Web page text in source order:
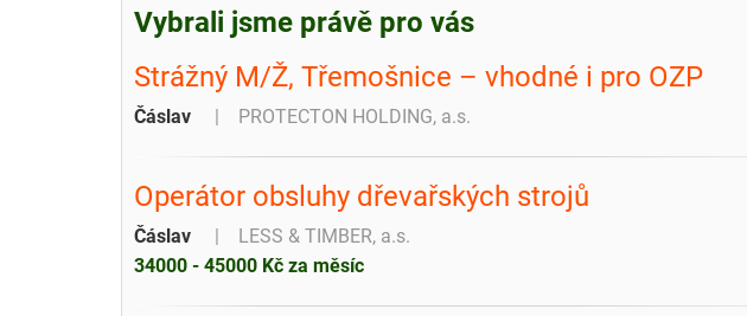
Vybrali jsme právě pro vás
Strážný M/Ž, Třemošnice – vhodné i pro OZP
Čáslav PROTECTON HOLDING, a.s.
Operátor obsluhy dřevařských strojů
Čáslav
LESS & TIMBER, a.s.
34000 - 45000 Kč za měsíc